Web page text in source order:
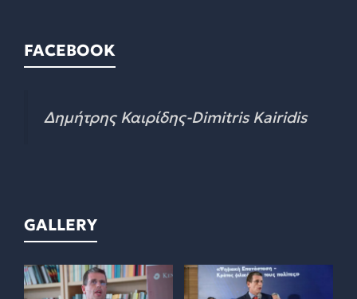
FACEBOOK
Δημήτρης Καιρίδης-Dimitris Kairidis
GALLERY